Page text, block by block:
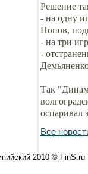
Решение
- на одну
Попов,
- на три
-
Так
оспаривал
Все
2010 © FinS.ru